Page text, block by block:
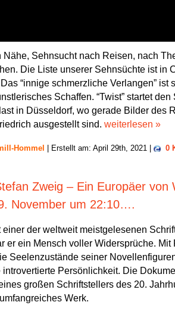
Nähe, Sehnsucht nach Reisen, nach
Die Liste unserer Sehnsüchte ist in
“innige schmerzliche Verlangen” ist
Schaffen. “Twist” startet den
in Düsseldorf, wo gerade Bilder des
ausgestellt sind. weiterlesen »
Hommel | Erstellt am: April 29th, 2021 | 0
Zweig – Ein Europäer von
November um 22:10….
einer der weltweit meistgelesenen
er ein Mensch voller Widersprüche. Mit
Seelenzustände seiner
introvertierte Persönlichkeit. Die
großen Schriftstellers des 20.
Werk.